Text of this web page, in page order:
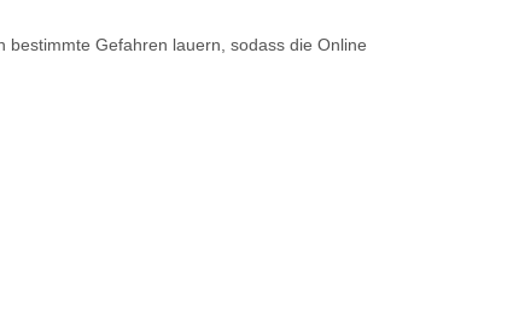
Gefahren lauern, sodass die Online